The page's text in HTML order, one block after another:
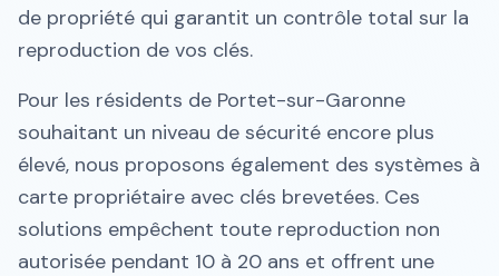
de propriété qui garantit un contrôle total sur la
reproduction de vos clés.
Pour les résidents de Portet-sur-Garonne
souhaitant un niveau de sécurité encore plus
élevé, nous proposons également des systèmes à
carte propriétaire avec clés brevetées. Ces
solutions empêchent toute reproduction non
autorisée pendant 10 à 20 ans et offrent une